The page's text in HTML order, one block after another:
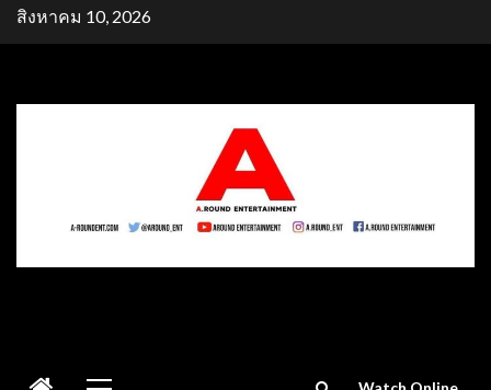
Skipสิงหาคม 10, 2026